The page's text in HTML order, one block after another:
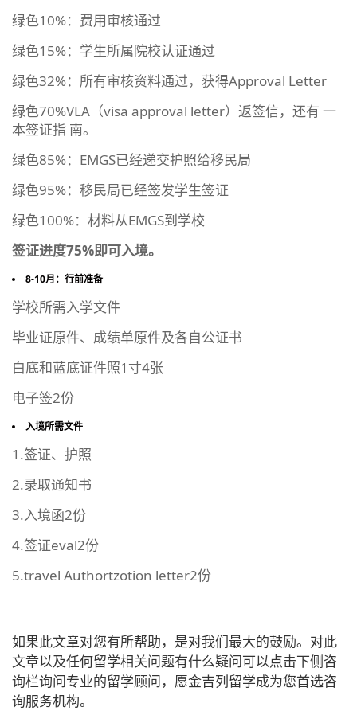
绿色10%：费用审核通过
绿色15%：学生所属院校认证通过
绿色32%：所有审核资料通过，获得Approval Letter
绿色70%VLA（visa approval letter）返签信，还有 一
本签证指 南。
绿色85%：EMGS已经递交护照给移民局
绿色95%：移民局已经签发学生签证
绿色100%：材料从EMGS到学校
签证进度75%即可入境。
8-10月：行前准备
学校所需入学文件
毕业证原件、成绩单原件及各自公证书
白底和蓝底证件照1寸4张
电子签2份
入境所需文件
1.签证、护照
2.录取通知书
3.入境函2份
4.签证eval2份
5.travel Authortzotion letter2份
如果此文章对您有所帮助，是对我们最大的鼓励。对此
文章以及任何留学相关问题有什么疑问可以点击下侧咨
询栏询问专业的留学顾问，愿金吉列留学成为您首选咨
询服务机构。